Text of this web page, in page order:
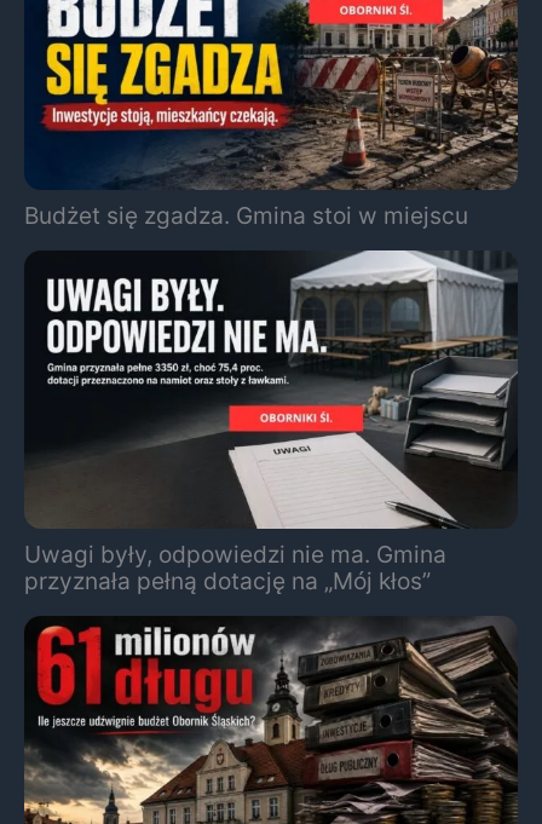
Budżet się zgadza. Gmina stoi w miejscu
Uwagi były, odpowiedzi nie ma. Gmina
przyznała pełną dotację na „Mój kłos”